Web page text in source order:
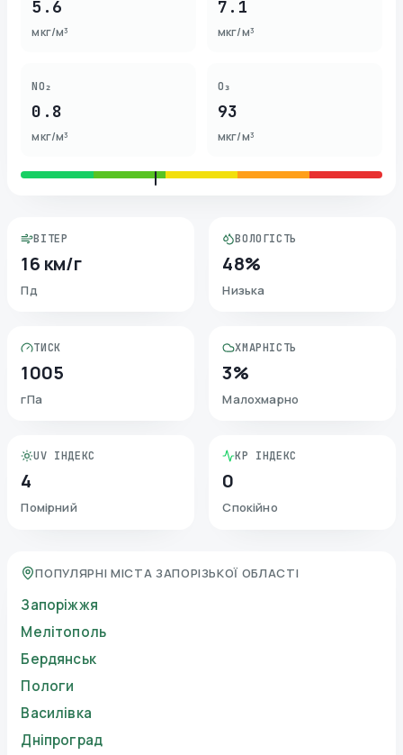
5.6
мкг/м³
7.1
мкг/м³
NO₂
0.8
мкг/м³
O₃
93
мкг/м³
ВІТЕР
16 км/г
Пд
ВОЛОГІСТЬ
48%
Низька
ТИСК
1005
гПа
ХМАРНІСТЬ
3%
Малохмарно
UV ІНДЕКС
4
Помірний
KP ІНДЕКС
0
Спокійно
ПОПУЛЯРНІ МІСТА ЗАПОРІЗЬКОЇ ОБЛАСТІ
Запоріжжя
Мелітополь
Бердянськ
Пологи
Василівка
Дніпроград